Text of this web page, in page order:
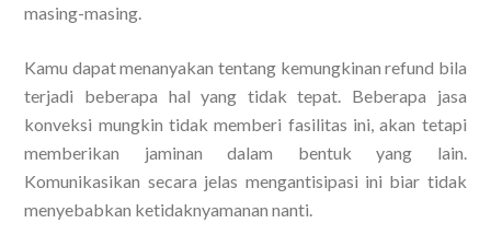
masing-masing.
Kamu dapat menanyakan tentang kemungkinan refund bila
terjadi beberapa hal yang tidak tepat. Beberapa jasa
konveksi mungkin tidak memberi fasilitas ini, akan tetapi
memberikan jaminan dalam bentuk yang lain.
Komunikasikan secara jelas mengantisipasi ini biar tidak
menyebabkan ketidaknyamanan nanti.